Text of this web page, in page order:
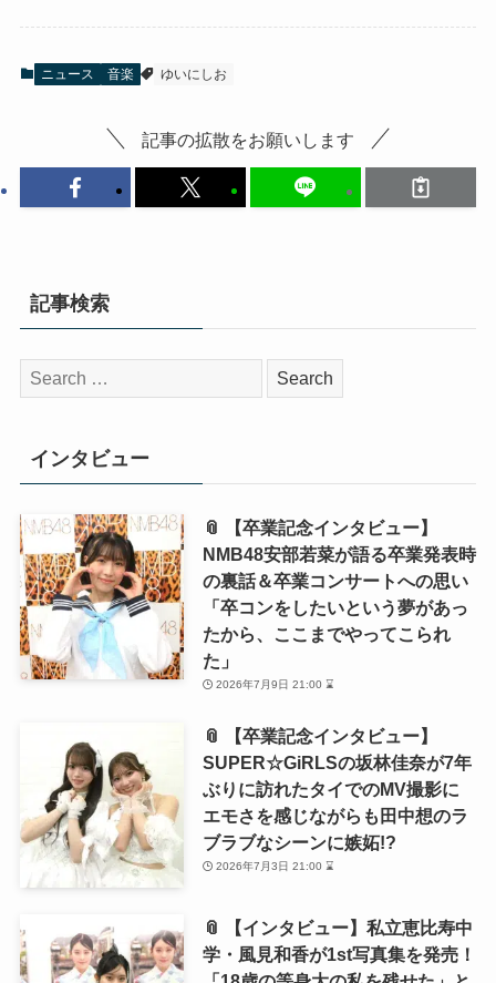
ニュース 音楽 ゆいにしお
記事の拡散をお願いします
記事検索
検
索:
インタビュー
📎 【卒業記念インタビュー】
NMB48安部若菜が語る卒業発表時
の裏話＆卒業コンサートへの思い
「卒コンをしたいという夢があっ
たから、ここまでやってこられ
た」
2026年7月9日 21:00 ⌛
📎 【卒業記念インタビュー】
SUPER☆GiRLSの坂林佳奈が7年
ぶりに訪れたタイでのMV撮影に
エモさを感じながらも田中想のラ
ブラブなシーンに嫉妬!?
2026年7月3日 21:00 ⌛
📎 【インタビュー】私立恵比寿中
学・風見和香が1st写真集を発売！